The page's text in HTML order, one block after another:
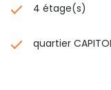
4 étage(s)
quartier